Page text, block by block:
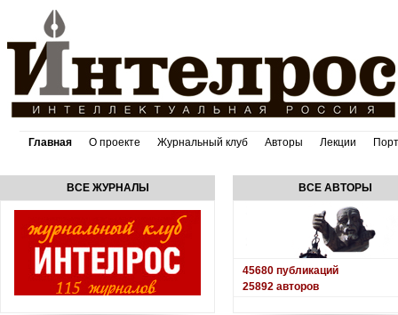
Главная О проекте Журнальный клуб Авторы Лекции
ВСЕ ЖУРНАЛЫ ВСЕ АВТОРЫ
45680 публикаций
25892 авторов